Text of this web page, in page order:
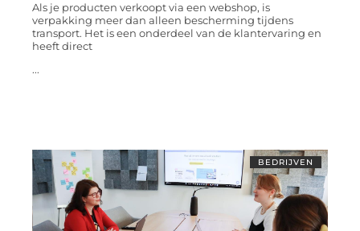
Als je producten verkoopt via een webshop, is
verpakking meer dan alleen bescherming tijdens
transport. Het is een onderdeel van de klantervaring en
heeft direct
...
BEDRIJVEN